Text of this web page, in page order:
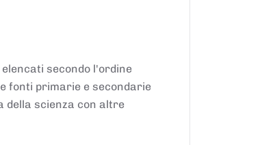
secondo l'ordine
fonti primarie e secondarie
della scienza con altre